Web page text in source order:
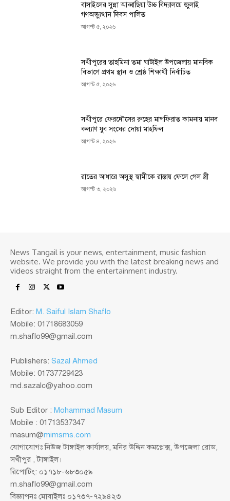
বাসাইলের সুন্না আব্বাছিয়া উচ্চ বিদ্যালয়ে জুলাই
গণঅভ্যুত্থান দিবস পালিত
আগস্ট ৫, ২০২৬
সখীপুরের তাহমিনা তমা ঘাটাইল উপজেলায় মানবিক
বিভাগে প্রথম স্থান ও শ্রেষ্ঠ শিক্ষার্থী নির্বাচিত
আগস্ট ৫, ২০২৬
সখীপুরে ফেরদৌসের রুহের মাগফিরাত কামনায় মানব
কল্যাণ যুব সংঘের দোয়া মাহফিল
আগস্ট ৪, ২০২৬
রাতের আধারে অসুস্থ স্বামীকে রাস্তায় ফেলে গেল স্ত্রী
আগস্ট ৩, ২০২৬
News Tangail is your news, entertainment, music fashion
website. We provide you with the latest breaking news and
videos straight from the entertainment industry.
Editor: M. Saiful Islam Shaflo
Mobile: 01718683059
m.shaflo99@gmail.com
Publishers: Sazal Ahmed
Mobile: 01737729423
md.sazalc@yahoo.com
Sub Editor : Mohammad Masum
Mobile : 01713537347
masum@mimsms.com
যোগাযোগঃ নিউজ টাঙ্গাইল কার্যালয়, মনির উদ্দিন কমপ্লেক্স, উপজেলা রোড,
সখীপুর , টাঙ্গাইল।
রিপোটিং: ০১৭১৮-৬৮৩০৫৯
m.shaflo99@gmail.com
বিজ্ঞাপনঃ মোবাইলঃ ০১৭৩৭-৭২৯৪২৩